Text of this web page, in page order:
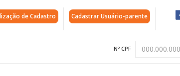
de Cadastro Cadastrar Usuário-parente
Nº CPF